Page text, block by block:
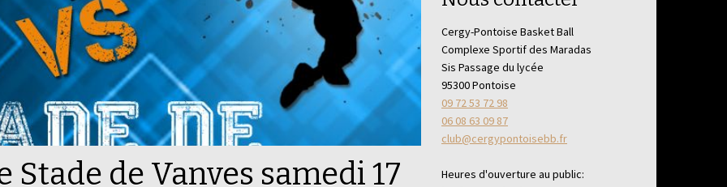
de Vanves samedi 17
Cergy-Pontoise Basket Ball
Complexe Sportif des Maradas
Sis Passage du lycée
95300 Pontoise
09 72 53 72 98
06 08 63 09 87
club@cergypontoisebb.fr
Heures d'ouverture au public: